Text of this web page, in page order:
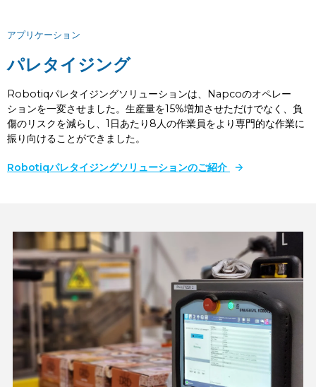
アプリケーション
パレタイジング
Robotiqパレタイジングソリューションは、Napcoのオペレー
ションを一変させました。生産量を15%増加させただけでなく、負
傷のリスクを減らし、1日あたり8人の作業員をより専門的な作業に
振り向けることができました。
Robotiqパレタイジングソリューションのご紹介
パレタイジング・ティーチ・ペンダント